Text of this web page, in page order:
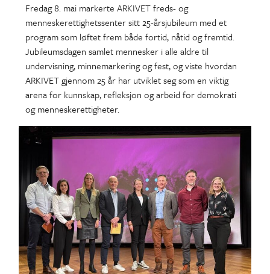
Fredag 8. mai markerte ARKIVET freds- og
menneskerettighetssenter sitt 25-årsjubileum med et
program som løftet frem både fortid, nåtid og fremtid.
Jubileumsdagen samlet mennesker i alle aldre til
undervisning, minnemarkering og fest, og viste hvordan
ARKIVET gjennom 25 år har utviklet seg som en viktig
arena for kunnskap, refleksjon og arbeid for demokrati
og menneskerettigheter.